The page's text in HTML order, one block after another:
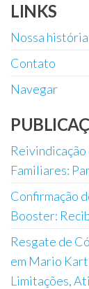
LINKS
Nossa história
Contato
Navegar
Familiares:
Confirmação
Booster:
Resgate de
em Mario
Limitações,